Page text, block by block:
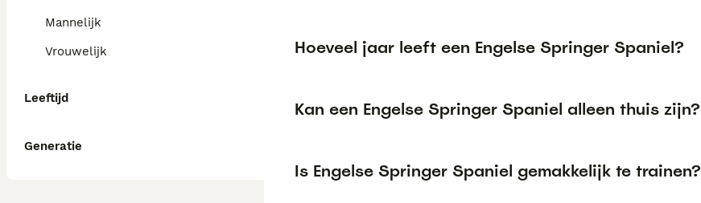
Mannelijk
Vrouwelijk
Leeftijd
Generatie
Hoeveel jaar leeft een Engelse Springer Spaniel?
Kan een Engelse Springer Spaniel alleen thuis zijn?
Is Engelse Springer Spaniel gemakkelijk te trainen?